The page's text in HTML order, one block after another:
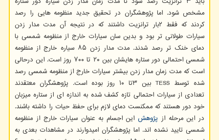
مشخص شود. اما پژوهشگران در تحقیق جدید منظومه هایی را رصد
کردند که فقط ۲بار ترانزیت داشتند که در نتیجه آن مدت مدار زدن
سیارات طولانی تر بود و بدین سان سیارات خارج از منظومه شمسی با
دمای خنک تر رصد شدند. مدت مدار زدن ۸۵ سیاره خارج از منظومه
شمسی احتمالی دور ستاره هایشان بین ۲۰ تا ۷۰۰ روز است. این درحالی
است که مدت زمان مدار زدن بیشتر سیارات خارج از منظومه شمسی رصد
شده توسط TESS بین ۳تا ۱۰ روز بوده است. پژوهشگران معتقدند
تعدادی از سیارات احتمالی تازه کشف شده به اندازه ای از ستاره میزبان
خود دور هستند که ممکنست دمای لازم برای حفظ حیات را داشته باشند.
در این مرحله از پژوهش این اجسام به عنوان سیارات خارج از منظومه
شمسی تایید نشده اند. اما پژوهشگران امیدوارند در مشاهدات بعدی به